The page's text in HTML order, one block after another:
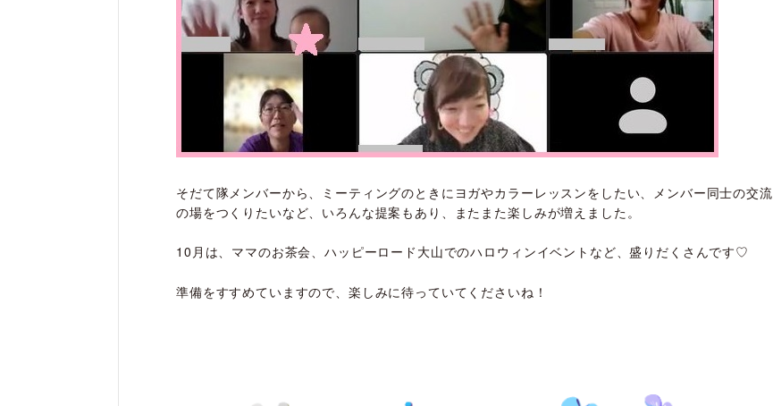
そだて隊メンバーから、ミーティングのときにヨガやカラーレッスンをしたい、メンバー同士の交流
の場をつくりたいなど、いろんな提案もあり、またまた楽しみが増えました。
10月は、ママのお茶会、ハッピーロード大山でのハロウィンイベントなど、盛りだくさんです♡
準備をすすめていますので、楽しみに待っていてくださいね！